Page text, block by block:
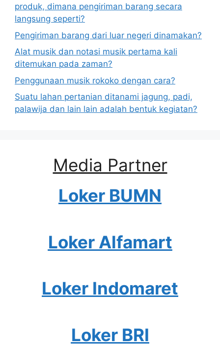
produk, dimana pengiriman barang secara
langsung seperti?
Pengiriman barang dari luar negeri dinamakan?
Alat musik dan notasi musik pertama kali
ditemukan pada zaman?
Penggunaan musik rokoko dengan cara?
Suatu lahan pertanian ditanami jagung, padi,
palawija dan lain lain adalah bentuk kegiatan?
Media Partner
Loker BUMN
Loker Alfamart
Loker Indomaret
Loker BRI